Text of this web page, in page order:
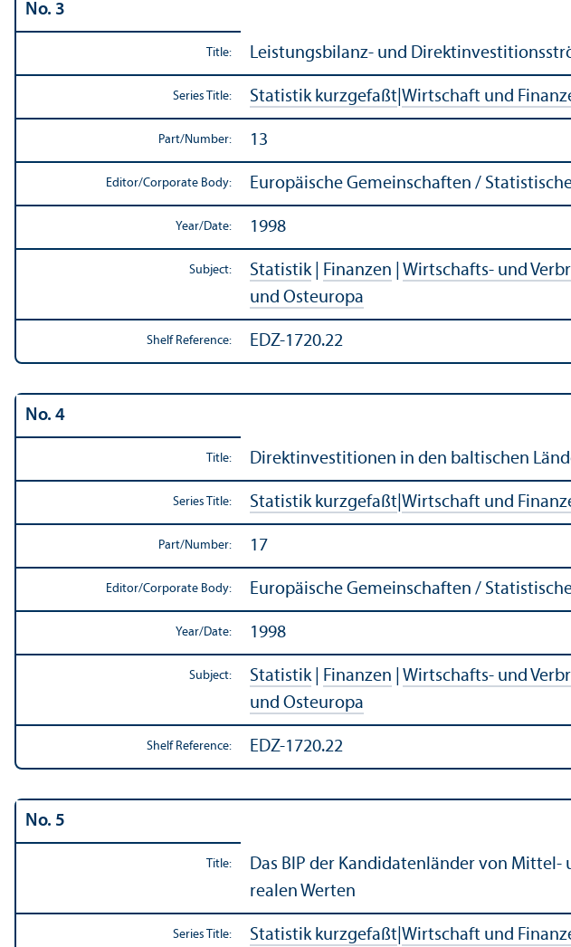
No. 3
Title: Leistungsbilanz- und
Series Title: Statistik kurzgefaßt Wirtschaft und
Part/Number: 13
Editor/Corporate Body: Europäische Gemeinschaften /
Year/Date: 1998
Subject: Statistik| Finanzen Wirtschafts- und
und Osteuropa
Shelf Reference: EDZ-1720.22
No. 4
Title: Direktinvestitionen in den baltischen
Series Title: Statistik kurzgefaßt Wirtschaft und
Part/Number: 17
Editor/Corporate Body: Europäische Gemeinschaften /
Year/Date: 1998
Subject: Statistik| Finanzen Wirtschafts- und
und Osteuropa
Shelf Reference: EDZ-1720.22
No. 5
Title:
Das BIP der Kandidatenländer von Mittel-
realen Werten
Series Title: Statistik kurzgefaßt Wirtschaft und